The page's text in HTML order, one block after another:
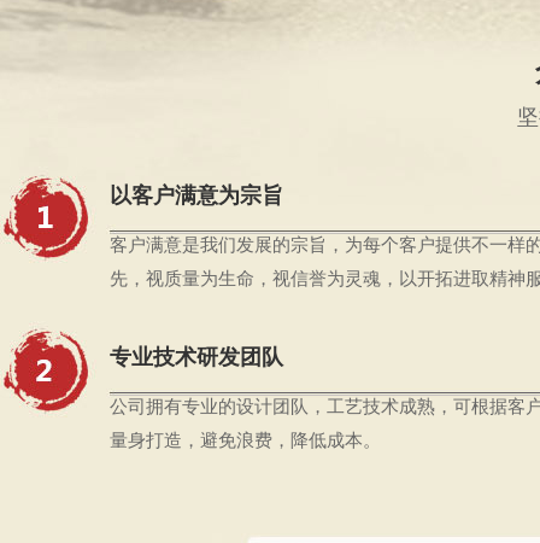
以客户满意为宗旨
客户满意是我们发展的宗旨，为每个客户提供不一样
先，视质量为生命，视信誉为灵魂，以开拓进取精神
专业技术研发团队
公司拥有专业的设计团队，工艺技术成熟，可根据客
量身打造，避免浪费，降低成本。